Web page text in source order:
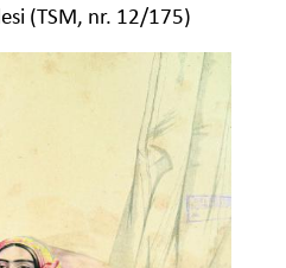
(TSM, nr. 12/175)